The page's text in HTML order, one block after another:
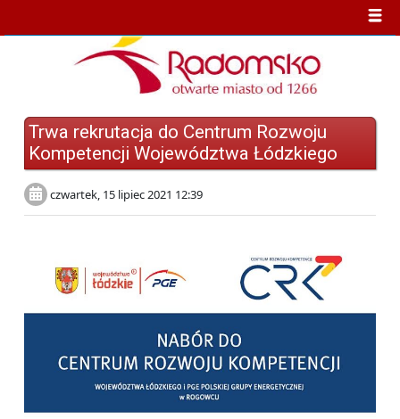
Trwa rekrutacja do Centrum Rozwoju
Kompetencji Województwa Łódzkiego
czwartek, 15 lipiec 2021 12:39